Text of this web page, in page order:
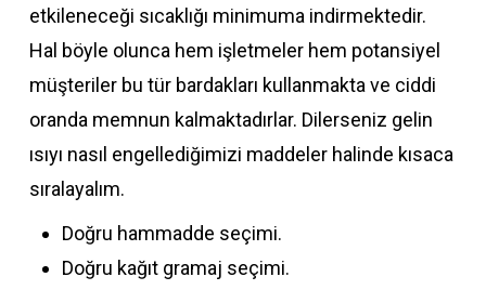
etkileneceği sıcaklığı minimuma indirmektedir.
Hal böyle olunca hem işletmeler hem potansiyel
müşteriler bu tür bardakları kullanmakta ve ciddi
oranda memnun kalmaktadırlar. Dilerseniz gelin
ısıyı nasıl engellediğimizi maddeler halinde kısaca
sıralayalım.
Doğru hammadde seçimi.
Doğru kağıt gramaj seçimi.